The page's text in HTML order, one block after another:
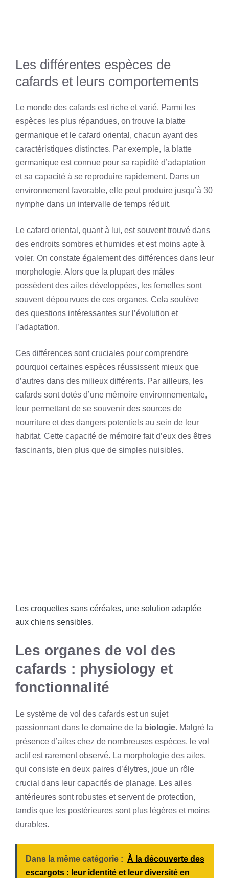
Les différentes espèces de
cafards et leurs comportements
Le monde des cafards est riche et varié. Parmi les
espèces les plus répandues, on trouve la blatte
germanique et le cafard oriental, chacun ayant des
caractéristiques distinctes. Par exemple, la blatte
germanique est connue pour sa rapidité d’adaptation
et sa capacité à se reproduire rapidement. Dans un
environnement favorable, elle peut produire jusqu’à 30
nymphe dans un intervalle de temps réduit.
Le cafard oriental, quant à lui, est souvent trouvé dans
des endroits sombres et humides et est moins apte à
voler. On constate également des différences dans leur
morphologie. Alors que la plupart des mâles
possèdent des ailes développées, les femelles sont
souvent dépourvues de ces organes. Cela soulève
des questions intéressantes sur l’évolution et
l’adaptation.
Ces différences sont cruciales pour comprendre
pourquoi certaines espèces réussissent mieux que
d’autres dans des milieux différents. Par ailleurs, les
cafards sont dotés d’une mémoire environnementale,
leur permettant de se souvenir des sources de
nourriture et des dangers potentiels au sein de leur
habitat. Cette capacité de mémoire fait d’eux des êtres
fascinants, bien plus que de simples nuisibles.
Les croquettes sans céréales, une solution adaptée
aux chiens sensibles.
Les organes de vol des
cafards : physiology et
fonctionnalité
Le système de vol des cafards est un sujet
passionnant dans le domaine de la biologie. Malgré la
présence d’ailes chez de nombreuses espèces, le vol
actif est rarement observé. La morphologie des ailes,
qui consiste en deux paires d’élytres, joue un rôle
crucial dans leur capacités de planage. Les ailes
antérieures sont robustes et servent de protection,
tandis que les postérieures sont plus légères et moins
durables.
Dans la même catégorie : À la découverte des
escargots : leur identité et leur diversité en